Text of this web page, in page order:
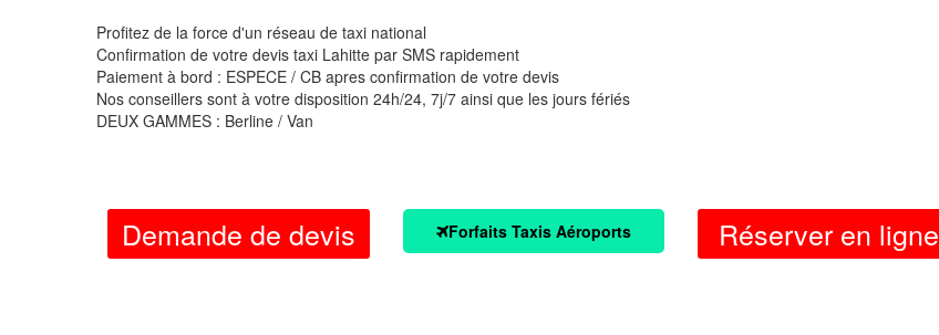
Profitez de la force d'un réseau de taxi national
Confirmation de votre devis taxi Lahitte par SMS rapidement
Paiement à bord : ESPECE / CB apres confirmation de votre devis
Nos conseillers sont à votre disposition 24h/24, 7j/7 ainsi que les jours fériés
DEUX GAMMES : Berline / Van
Demande de devis Forfaits Taxis Aéroports Réserver en ligne